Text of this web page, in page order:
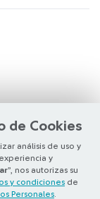
de Cookies
análisis de uso y
y
”, nos autorizas su
y condiciones de
Personales